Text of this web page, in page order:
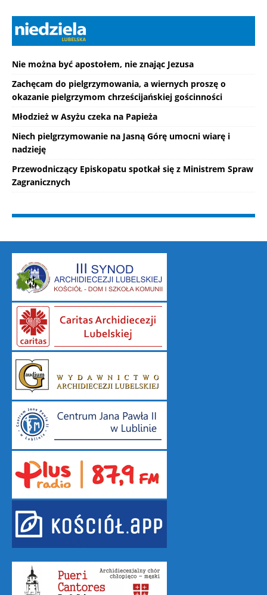
Nie można być apostołem, nie znając Jezusa
Zachęcam do pielgrzymowania, a wiernych proszę o
okazanie pielgrzymom chrześcijańskiej gościnności
Młodzież w Asyżu czeka na Papieża
Niech pielgrzymowanie na Jasną Górę umocni wiarę i
nadzieję
Przewodniczący Episkopatu spotkał się z Ministrem Spraw
Zagranicznych